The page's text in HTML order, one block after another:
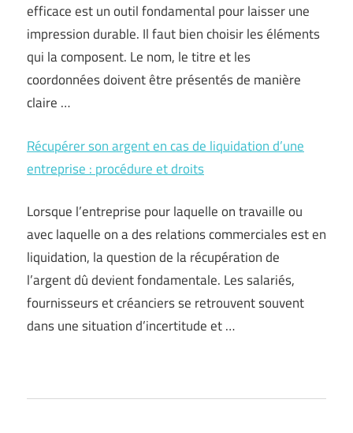
efficace est un outil fondamental pour laisser une
impression durable. Il faut bien choisir les éléments
qui la composent. Le nom, le titre et les
coordonnées doivent être présentés de manière
claire …
Récupérer son argent en cas de liquidation d’une
entreprise : procédure et droits
Lorsque l’entreprise pour laquelle on travaille ou
avec laquelle on a des relations commerciales est en
liquidation, la question de la récupération de
l’argent dû devient fondamentale. Les salariés,
fournisseurs et créanciers se retrouvent souvent
dans une situation d’incertitude et …